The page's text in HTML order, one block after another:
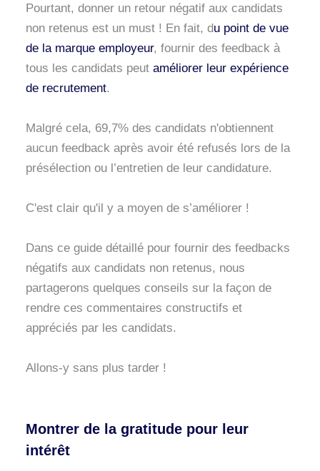
Pourtant, donner un retour négatif aux candidats
non retenus est un must ! En fait, du point de vue
de la marque employeur, fournir des feedback à
tous les candidats peut améliorer leur expérience
de recrutement.
Malgré cela, 69,7% des candidats n'obtiennent
aucun feedback après avoir été refusés lors de la
présélection ou l’entretien de leur candidature.
C'est clair qu'il y a moyen de s’améliorer !
Dans ce guide détaillé pour fournir des feedbacks
négatifs aux candidats non retenus, nous
partagerons quelques conseils sur la façon de
rendre ces commentaires constructifs et
appréciés par les candidats.
Allons-y sans plus tarder !
Montrer de la gratitude pour leur
intérêt